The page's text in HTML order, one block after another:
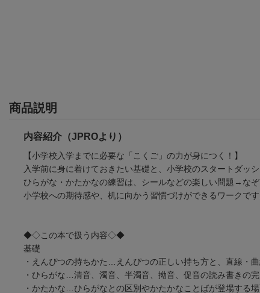
商品説明
内容紹介（JPROより）
【小学校入学までに必要な「こくご」の力が身につく！】
入学前に身に着けておきたい基礎と、小学校のスタートダッ
ひらがな・かたかなの練習は、シールなどの楽しい問題→な
小学校への期待感や、机に向かう習慣づけができるワークです
◆◇この本で扱う内容◇◆
基礎
・えんぴつの持ちかた…えんぴつの正しい持ち方と、直線・
・ひらがな…清音、濁音、半濁音、拗音、促音の読み書きの
・かたかな…ひらがなとの区別やかたかなことばが登場する